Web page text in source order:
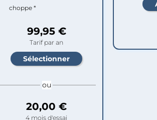
choppe *
99,95 €
Tarif par an
ou
20,00 €
4 mois d'essai